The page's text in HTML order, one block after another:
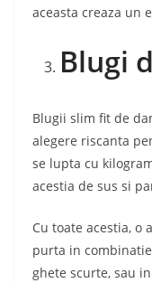
aceasta creaza un
Blugi
Blugii slim fit de
alegere riscanta
se lupta cu
acestia de sus si
Cu toate acestia, o
purta in
ghete scurte, sau